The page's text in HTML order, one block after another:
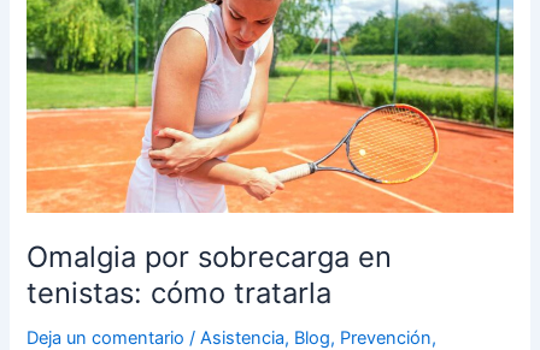
Omalgia por sobrecarga en
tenistas: cómo tratarla
Deja un comentario /Asistencia, Blog, Prevención,
sobrecarga
en
tenistas:
cómo
tratarla